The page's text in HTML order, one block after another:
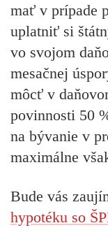
mať v prípade
uplatniť si
vo svojom
mesačnej
môcť v
povinnosti 50
na bývanie v
maximálne
Bude vás
hypotéku so